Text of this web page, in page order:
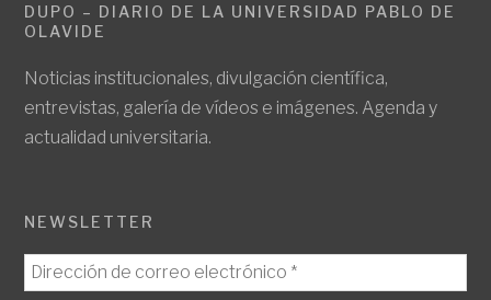
DUPO – DIARIO DE LA UNIVERSIDAD PABLO DE
OLAVIDE
Noticias institucionales, divulgación científica,
entrevistas, galería de vídeos e imágenes. Agenda y
actualidad universitaria.
NEWSLETTER